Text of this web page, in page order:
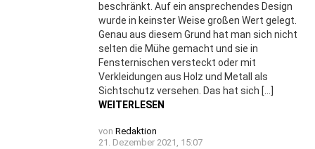
beschränkt. Auf ein ansprechendes Design
wurde in keinster Weise großen Wert gelegt.
Genau aus diesem Grund hat man sich nicht
selten die Mühe gemacht und sie in
Fensternischen versteckt oder mit
Verkleidungen aus Holz und Metall als
Sichtschutz versehen. Das hat sich […]
WEITERLESEN
von Redaktion
21. Dezember 2021, 15:07